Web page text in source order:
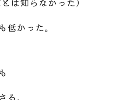
低かった。
。